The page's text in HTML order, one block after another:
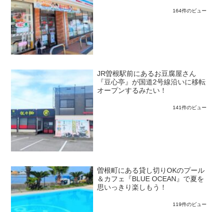
164件のビュー
JR曽根駅前にあるお豆腐屋さん
『豆心亭』が国道2号線沿いに移転
オープンするみたい！
141件のビュー
曽根町にある貸し切りOKのプール
＆カフェ『BLUE OCEAN』で夏を
思いっきり楽しもう！
119件のビュー